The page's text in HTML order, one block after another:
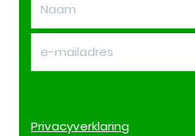
Privacyverklaring